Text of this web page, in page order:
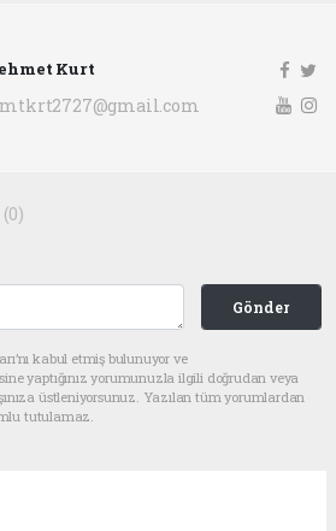
Kurt
(0)
Gönder
kabul etmiş bulunuyor ve
yaptığınız yorumunuzla ilgili doğrudan veya
üstleniyorsunuz. Yazılan tüm yorumlardan
tutulamaz.